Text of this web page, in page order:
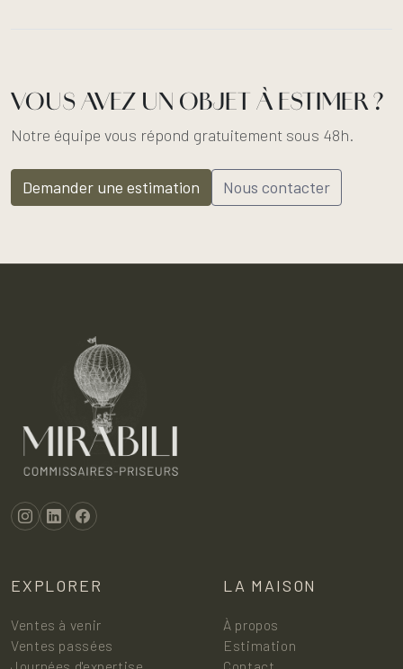
VOUS AVEZ UN OBJET À ESTIMER ?
Notre équipe vous répond gratuitement sous 48h.
Demander une estimation Nous contacter
EXPLORER
Ventes à venir
Ventes passées
Journées d'expertise
LA MAISON
À propos
Estimation
Contact